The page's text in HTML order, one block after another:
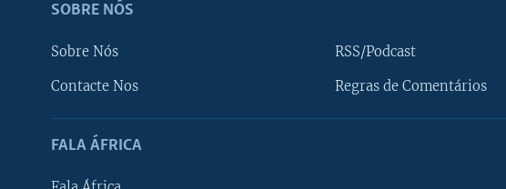
SOBRE NÓS
Sobre Nós
Contacte Nos
RSS/Podcast
Regras de Comentários
FALA ÁFRICA